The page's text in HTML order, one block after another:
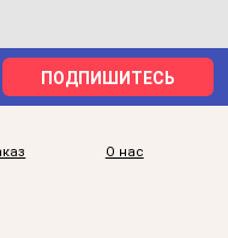
ПОДПИШИТЕСЬ
О нас